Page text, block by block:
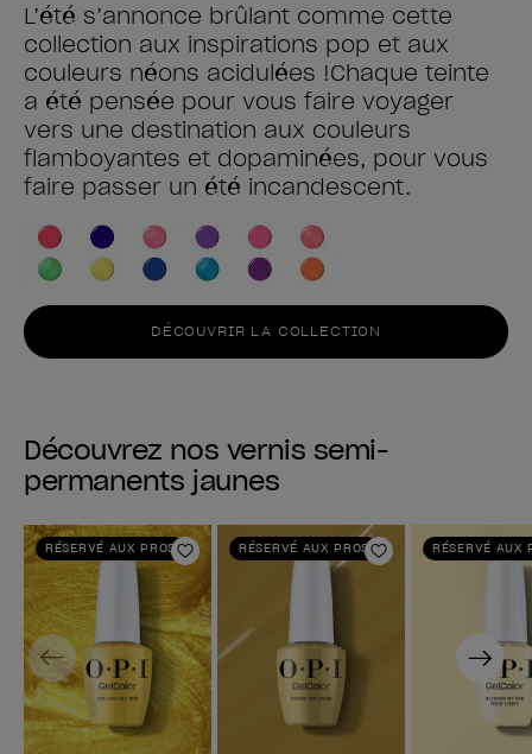
L’été s’annonce brûlant comme cette
collection aux inspirations pop et aux
couleurs néons acidulées !​ Chaque teinte
a été pensée pour vous faire voyager
vers une destination aux couleurs
flamboyantes et dopaminées, pour vous
faire passer un été incandescent.
DÉCOUVRIR LA COLLECTION
Découvrez nos vernis semi-
permanents jaunes
RÉSERVÉ AUX PROS
Ajouter aux favoris
RÉSERVÉ AUX PROS
Ajouter aux
RÉSERVÉ AUX
Previous Next